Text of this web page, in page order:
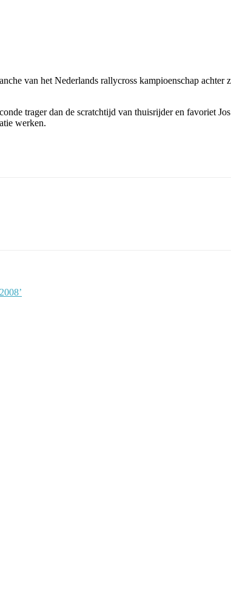
van het Nederlands rallycross kampioenschap
trager dan de scratchtijd van thuisrijder en favoriet
werken.